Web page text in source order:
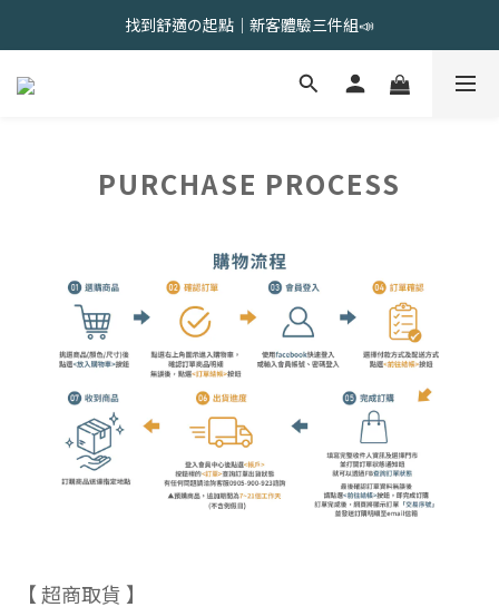
會員限定 | 女內褲任選3件現折120元，6件現折350元
找到舒適の起點｜新客體驗三件組📣
會員限定 | 女內褲任選3件現折120元，6件現折350元
PURCHASE PROCESS
【 超商取貨 】